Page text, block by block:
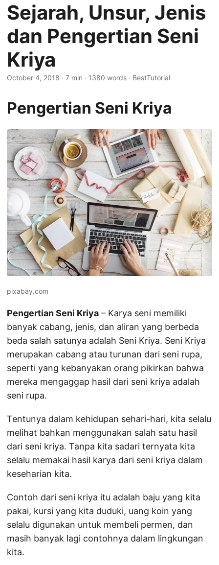
Sejarah, Unsur, Jenis
dan Pengertian Seni
Kriya
October 4, 2018 · 7 min · 1380 words · BestTutorial
Pengertian Seni Kriya
pixabay.com
Pengertian Seni Kriya – Karya seni memiliki
banyak cabang, jenis, dan aliran yang berbeda
beda salah satunya adalah Seni Kriya. Seni Kriya
merupakan cabang atau turunan dari seni rupa,
seperti yang kebanyakan orang pikirkan bahwa
mereka mengaggap hasil dari seni kriya adalah
seni rupa.
Tentunya dalam kehidupan sehari-hari, kita selalu
melihat bahkan menggunakan salah satu hasil
dari seni kriya. Tanpa kita sadari ternyata kita
selalu memakai hasil karya dari seni kriya dalam
keseharian kita.
Contoh dari seni kriya itu adalah baju yang kita
pakai, kursi yang kita duduki, uang koin yang
selalu digunakan untuk membeli permen, dan
masih banyak lagi contohnya dalam lingkungan
kita.